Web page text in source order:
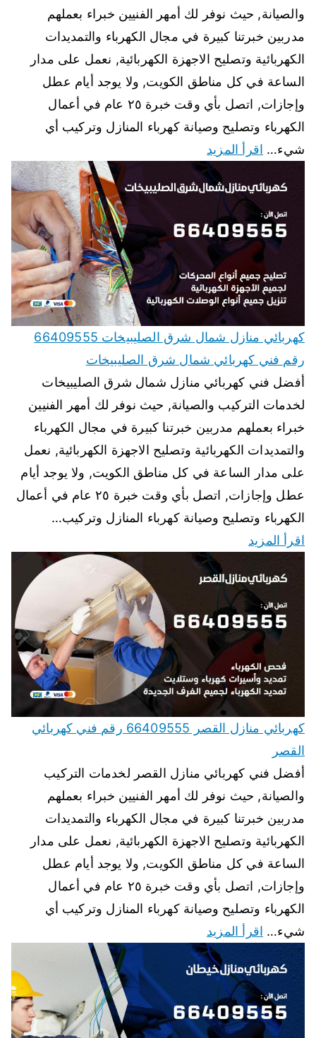
والصيانة, حيث نوفر لك أمهر الفنيين خبراء بعملهم
مدربين خبرتنا كبيرة في مجال الكهرباء والتمديدات
الكهربائية وتصليح الاجهزة الكهربائية, نعمل على مدار
الساعة في كل مناطق الكويت, ولا يوجد أيام عطل
وإجازات, اتصل بأي وقت خبرة ٢٥ عام في أعمال
الكهرباء وتصليح وصيانة كهرباء المنازل وتركيب أي
شيء… اقرأ المزيد
كهربائي منازل شمال شرق الصليبيخات 66409555
رقم فني كهربائي شمال شرق الصليبيخات
أفضل فني كهربائي منازل شمال شرق الصليبيخات
لخدمات التركيب والصيانة, حيث نوفر لك أمهر الفنيين
خبراء بعملهم مدربين خبرتنا كبيرة في مجال الكهرباء
والتمديدات الكهربائية وتصليح الاجهزة الكهربائية, نعمل
على مدار الساعة في كل مناطق الكويت, ولا يوجد أيام
عطل وإجازات, اتصل بأي وقت خبرة ٢٥ عام في أعمال
الكهرباء وتصليح وصيانة كهرباء المنازل وتركيب…
اقرأ المزيد
كهربائي منازل القصر 66409555 رقم فني كهربائي
القصر
أفضل فني كهربائي منازل القصر لخدمات التركيب
والصيانة, حيث نوفر لك أمهر الفنيين خبراء بعملهم
مدربين خبرتنا كبيرة في مجال الكهرباء والتمديدات
الكهربائية وتصليح الاجهزة الكهربائية, نعمل على مدار
الساعة في كل مناطق الكويت, ولا يوجد أيام عطل
وإجازات, اتصل بأي وقت خبرة ٢٥ عام في أعمال
الكهرباء وتصليح وصيانة كهرباء المنازل وتركيب أي
شيء… اقرأ المزيد